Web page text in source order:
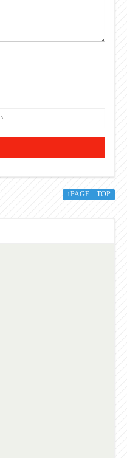
↑PAGE TOP